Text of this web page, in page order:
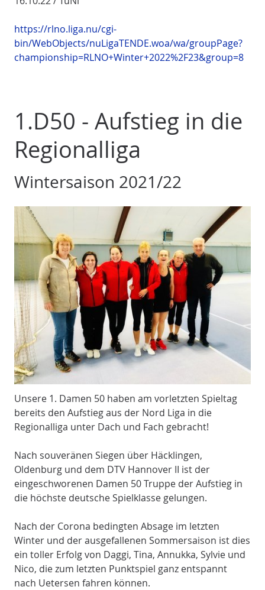
https://rlno.liga.nu/cgi-
bin/WebObjects/nuLigaTENDE.woa/wa/groupPage?
championship=RLNO+Winter+2022%2F23&group=8
1.D50 - Aufstieg in die
Regionalliga
Wintersaison 2021/22
Unsere 1. Damen 50 haben am vorletzten Spieltag
bereits den Aufstieg aus der Nord Liga in die
Regionalliga unter Dach und Fach gebracht!
Nach souveränen Siegen über Häcklingen,
Oldenburg und dem DTV Hannover II ist der
eingeschworenen Damen 50 Truppe der Aufstieg in
die höchste deutsche Spielklasse gelungen.
Nach der Corona bedingten Absage im letzten
Winter und der ausgefallenen Sommersaison ist dies
ein toller Erfolg von Daggi, Tina, Annukka, Sylvie und
Nico, die zum letzten Punktspiel ganz entspannt
nach Uetersen fahren können.